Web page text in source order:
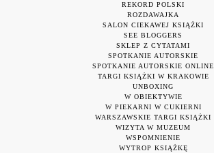
REKORD POLSKI
ROZDAWAJKA
SALON CIEKAWEJ KSIĄŻKI
SEE BLOGGERS
SKLEP Z CYTATAMI
SPOTKANIE AUTORSKIE
SPOTKANIE AUTORSKIE ONLINE
TARGI KSIĄŻKI W KRAKOWIE
UNBOXING
W OBIEKTYWIE
W PIEKARNI W CUKIERNI
WARSZAWSKIE TARGI KSIĄŻKI
WIZYTA W MUZEUM
WSPOMNIENIE
WYTROP KSIĄŻKĘ